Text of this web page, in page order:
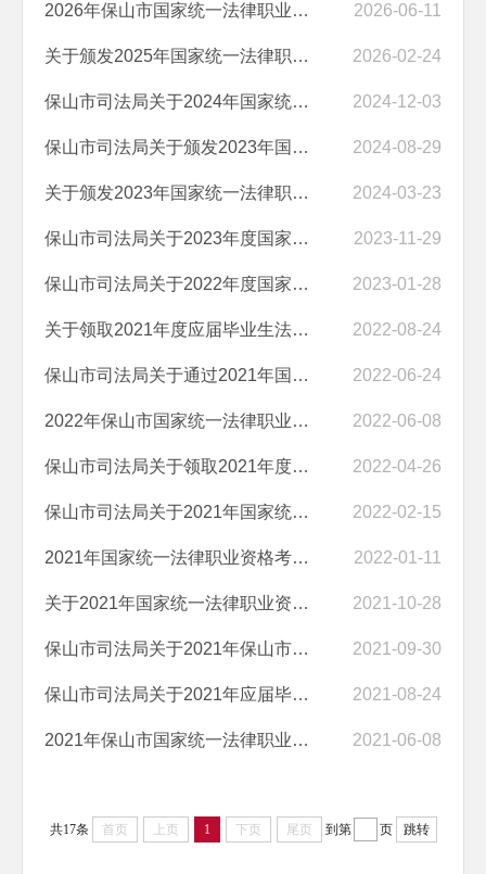
2026年保山市国家统一法律职业资格考试公告 2026-06-11
关于颁发2025年国家统一法律职业资格考试成绩合格人员法律职业资格证书... 2026-02-24
保山市司法局关于2024年国家统一法律职业资格主观题考试成绩、合格分数... 2024-12-03
保山市司法局关于颁发2023年国家统一法律职业资格考试成绩合格的2024年... 2024-08-29
关于颁发2023年国家统一法律职业资格 考试成绩合格人员法律职业 资格... 2024-03-23
保山市司法局关于2023年度国家统一法律职业资格考试主观题考试成绩、合... 2023-11-29
保山市司法局关于2022年度国家统一法律职业资格考试客观题随考及主观题... 2023-01-28
关于领取2021年度应届毕业生法律职业资格证书的通知 2022-08-24
保山市司法局关于通过2021年国家统一法律职业资格考试的2022年全日制应... 2022-06-24
2022年保山市国家统一法律职业资格考试公告 2022-06-08
保山市司法局关于领取2021年度《法律职业资格证书》的通知 2022-04-26
保山市司法局关于2021年国家统一法律职业资格考试申请授予法律职业资格... 2022-02-15
2021年国家统一法律职业资格考试主观题考试成绩将于1月12日公布 2022-01-11
关于2021年国家统一法律职业资格考试保山考区客观题考试成绩、合格分数... 2021-10-28
保山市司法局关于2021年保山市国家统一法律职业资格考试时间等事宜的公... 2021-09-30
保山市司法局关于2021年应届毕业生领取2020年《法律职业资格证书》的通... 2021-08-24
2021年保山市国家统一法律职业资格考试公告 2021-06-08
共17条 首页 上页 1 下页 尾页 到第 页 跳转